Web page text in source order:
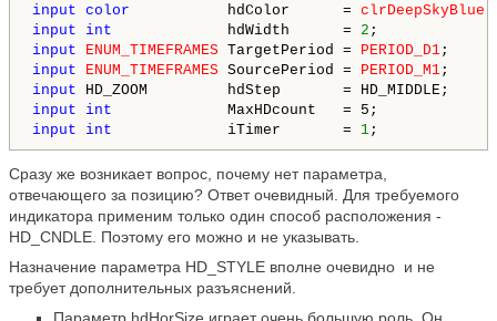
input color hdColor      = clrDeepSkyBlue
input
int hdWidth      = 2
input
ENUM_TIMEFRAMES TargetPeriod = PERIOD_D1
input
ENUM_TIMEFRAMES SourcePeriod = PERIOD_M1
input
input
int
input
int iTimer       = 1;
Сразу же возникает вопрос, почему нет параметра,
отвечающего за позицию? Ответ очевидный. Для требуемого
индикатора применим только один способ расположения -
HD_CNDLE. Поэтому его можно и не указывать.
Назначение параметра HD_STYLE вполне очевидно и не
требует дополнительных разъяснений.